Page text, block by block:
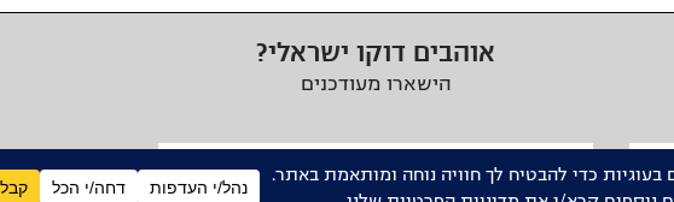
אוהבים דוקו ישראלי?
הישארו מעודכנים
אלקטרוני